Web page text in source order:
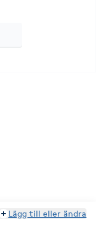
Lägg till eller ändra